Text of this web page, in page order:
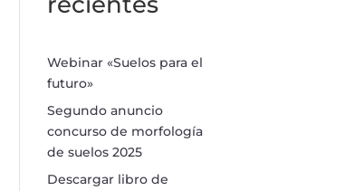
Webinar «Suelos para el
futuro»
Segundo anuncio
concurso de morfología
de suelos 2025
Descargar libro de